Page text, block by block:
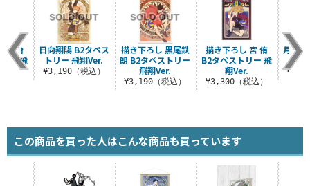
描き下ろし 黒尾鉄
朗 B2タペストリー
飛翔Ver.
¥3,190（税込）
描き下ろし 宮 侑
B2タペストリー 飛
翔Ver.
¥3,300（税込）
月島
リ
宮 治
ー 飛
日向翔陽 B2タペス
トリー 飛翔Ver.
¥3,190（税込）
この商品を買った人はこんな商品も買っています